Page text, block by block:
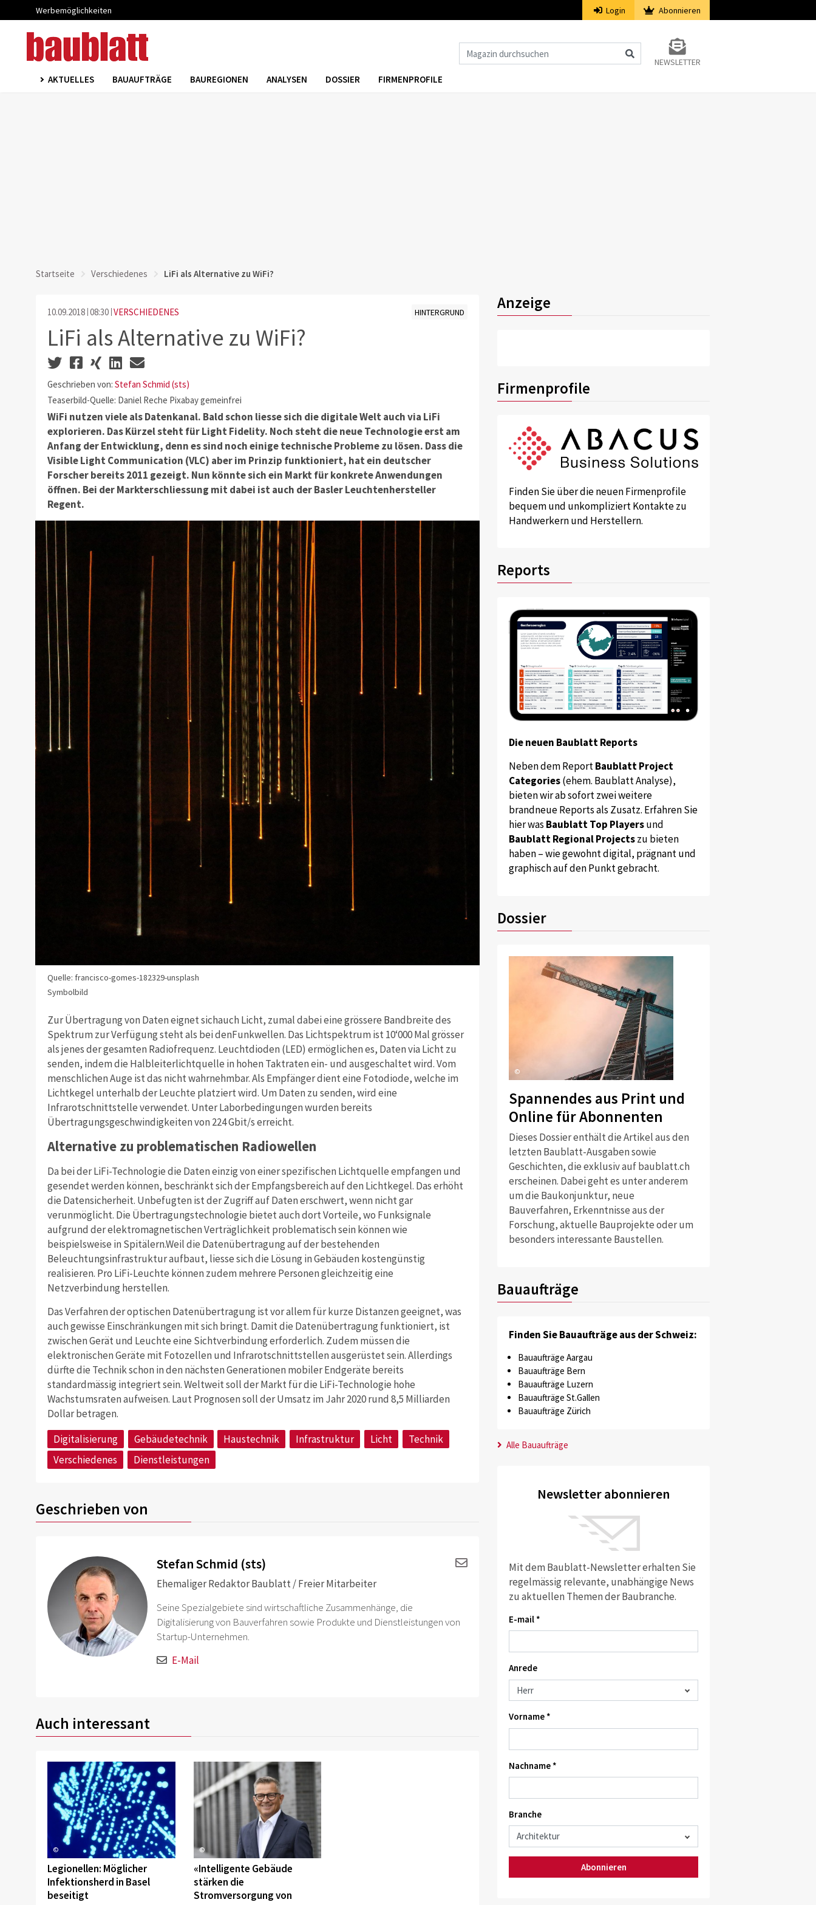
Werbemöglichkeiten Login Abonnieren
NEWSLETTER
AKTUELLES BAUAUFTRÄGE BAUREGIONEN ANALYSEN DOSSIER FIRMENPROFILE
Startseite Verschiedenes LiFi als Alternative zu WiFi?
10.09.2018 08:30 VERSCHIEDENES HINTERGRUND
LiFi als Alternative zu WiFi?
Geschrieben von: Stefan Schmid (sts)
Teaserbild-Quelle: Daniel Reche Pixabay gemeinfrei
WiFi nutzen viele als Datenkanal. Bald schon liesse sich die digitale Welt auch via LiFi
explorieren. Das Kürzel steht für Light Fidelity. Noch steht die neue Technologie erst am
Anfang der Entwicklung, denn es sind noch einige technische Probleme zu lösen. Dass die
Visible Light Communication (VLC) aber im Prinzip funktioniert, hat ein deutscher
Forscher bereits 2011 gezeigt. Nun könnte sich ein Markt für konkrete Anwendungen
öffnen. Bei der Markterschliessung mit dabei ist auch der Basler Leuchtenhersteller
Regent.
Quelle: francisco-gomes-182329-unsplash
Symbolbild
Zur Übertragung von Daten eignet sichauch Licht, zumal dabei eine grössere Bandbreite des
Spektrum zur Verfügung steht als bei denFunkwellen. Das Lichtspektrum ist 10‘000 Mal grösser
als jenes der gesamten Radiofrequenz. Leuchtdioden (LED) ermöglichen es, Daten via Licht zu
senden, indem die Halbleiterlichtquelle in hohen Taktraten ein- und ausgeschaltet wird. Vom
menschlichen Auge ist das nicht wahrnehmbar. Als Empfänger dient eine Fotodiode, welche im
Lichtkegel unterhalb der Leuchte platziert wird. Um Daten zu senden, wird eine
Infrarotschnittstelle verwendet. Unter Laborbedingungen wurden bereits
Übertragungsgeschwindigkeiten von 224 Gbit/s erreicht.
Alternative zu problematischen Radiowellen
Da bei der LiFi-Technologie die Daten einzig von einer spezifischen Lichtquelle empfangen und
gesendet werden können, beschränkt sich der Empfangsbereich auf den Lichtkegel. Das erhöht
die Datensicherheit. Unbefugten ist der Zugriff auf Daten erschwert, wenn nicht gar
verunmöglicht. Die Übertragungstechnologie bietet auch dort Vorteile, wo Funksignale
aufgrund der elektromagnetischen Verträglichkeit problematisch sein können wie
beispielsweise in Spitälern.Weil die Datenübertragung auf der bestehenden
Beleuchtungsinfrastruktur aufbaut, liesse sich die Lösung in Gebäuden kostengünstig
realisieren. Pro LiFi-Leuchte können zudem mehrere Personen gleichzeitig eine
Netzverbindung herstellen.
Das Verfahren der optischen Datenübertragung ist vor allem für kurze Distanzen geeignet, was
auch gewisse Einschränkungen mit sich bringt. Damit die Datenübertragung funktioniert, ist
zwischen Gerät und Leuchte eine Sichtverbindung erforderlich. Zudem müssen die
elektronischen Geräte mit Fotozellen und Infrarotschnittstellen ausgerüstet sein. Allerdings
dürfte die Technik schon in den nächsten Generationen mobiler Endgeräte bereits
standardmässig integriert sein. Weltweit soll der Markt für die LiFi-Technologie hohe
Wachstumsraten aufweisen. Laut Prognosen soll der Umsatz im Jahr 2020 rund 8,5 Milliarden
Dollar betragen.
Digitalisierung
Gebäudetechnik Haustechnik Infrastruktur Licht
Technik
Verschiedenes
Dienstleistungen
Geschrieben von
Stefan Schmid (sts)
Ehemaliger Redaktor Baublatt / Freier Mitarbeiter
Seine Spezialgebiete sind wirtschaftliche Zusammenhänge, die
Digitalisierung von Bauverfahren sowie Produkte und Dienstleistungen von
Startup-Unternehmen.
E-Mail
Auch interessant
©
Legionellen: Möglicher
Infektionsherd in Basel
beseitigt
©
«Intelligente Gebäude
stärken die
Stromversorgung von
Anzeige
Firmenprofile
Finden Sie über die neuen Firmenprofile
bequem und unkompliziert Kontakte zu
Handwerkern und Herstellern.
Reports
Die neuen Baublatt Reports
Neben dem ReportBaublatt Project
Categories(ehem. Baublatt Analyse),
bieten wir ab sofort zwei weitere
brandneue Reports als Zusatz. Erfahren Sie
hier was Baublatt Top Playersund
Baublatt Regional Projectszu bieten
haben – wie gewohnt digital, prägnant und
graphisch auf den Punkt gebracht.
Dossier
©
Spannendes aus Print und
Online für Abonnenten
Dieses Dossier enthält die Artikel aus den
letzten Baublatt-Ausgaben sowie
Geschichten, die exklusiv auf baublatt.ch
erscheinen. Dabei geht es unter anderem
um die Baukonjunktur, neue
Bauverfahren, Erkenntnisse aus der
Forschung, aktuelle Bauprojekte oder um
besonders interessante Baustellen.
Bauaufträge
Finden Sie Bauaufträge aus der Schweiz:
Bauaufträge Aargau
Bauaufträge Bern
Bauaufträge Luzern
Bauaufträge St.Gallen
Bauaufträge Zürich
Alle Bauaufträge
Newsletter abonnieren
Mit dem Baublatt-Newsletter erhalten Sie
regelmässig relevante, unabhängige News
zu aktuellen Themen der Baubranche.
E-mail *
Anrede
Vorname *
Nachname *
Branche
Abonnieren